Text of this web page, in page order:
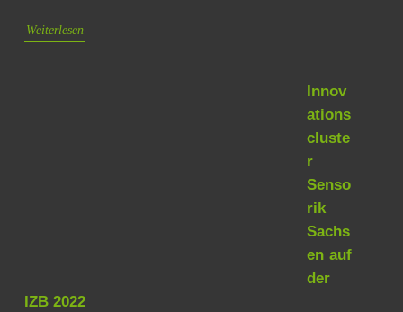
Weiterlesen
Innov
ations
cluste
r
Senso
rik
Sachs
en auf
der
IZB 2022